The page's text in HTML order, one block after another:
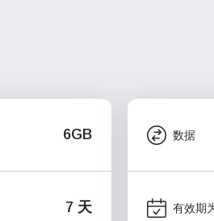
6GB
7 天
数据
有效期